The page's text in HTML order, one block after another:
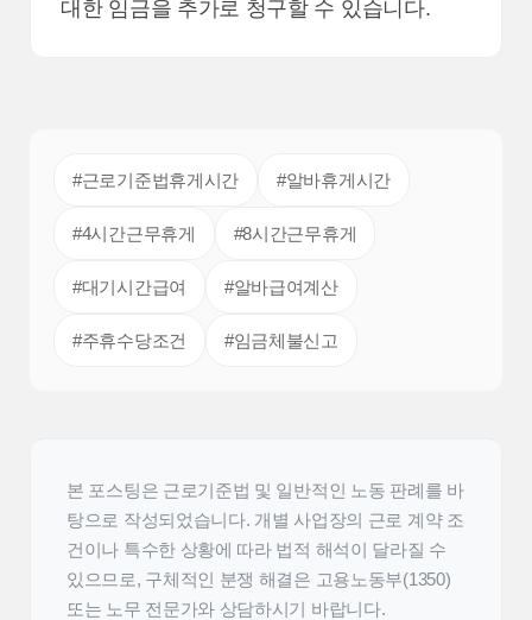
대한 임금을 추가로 청구할 수 있습니다.
#근로기준법휴게시간 #알바휴게시간
#4시간근무휴게 #8시간근무휴게
#대기시간급여 #알바급여계산
#주휴수당조건 #임금체불신고
본 포스팅은 근로기준법 및 일반적인 노동 판례를 바
탕으로 작성되었습니다. 개별 사업장의 근로 계약 조
건이나 특수한 상황에 따라 법적 해석이 달라질 수
있으므로, 구체적인 분쟁 해결은 고용노동부(1350)
또는 노무 전문가와 상담하시기 바랍니다.